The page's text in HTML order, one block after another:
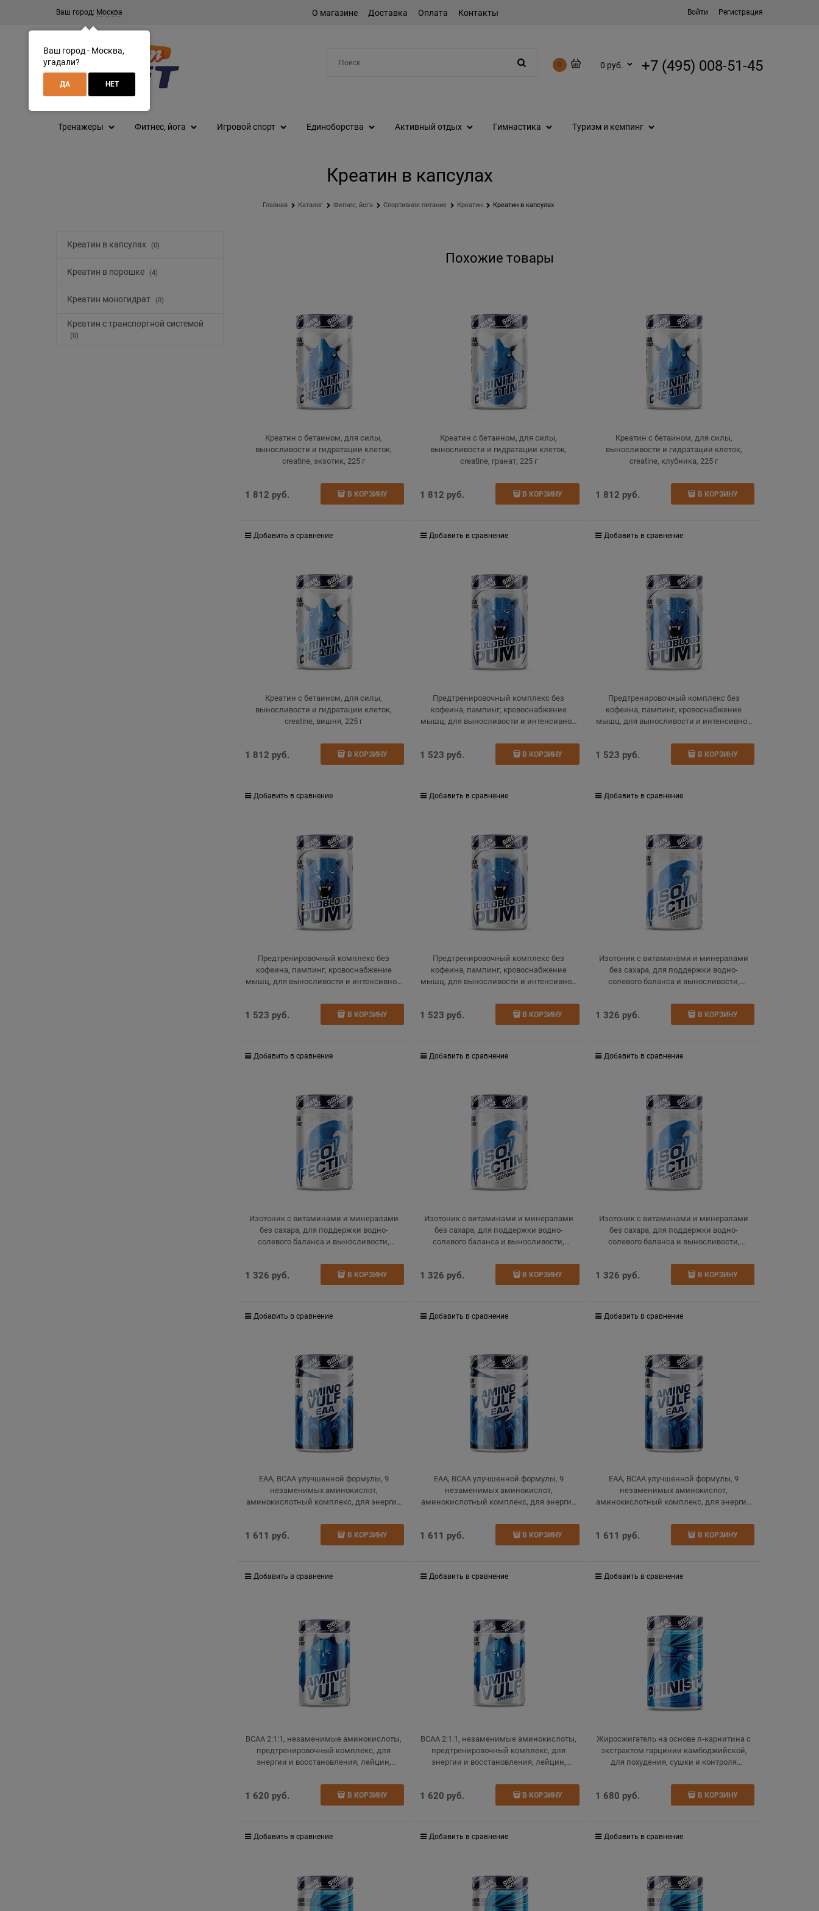
Ваш город: Москва О магазине Доставка Оплата Контакты Войти Регистрация
0 0 руб. +7 (495) 008-51-45
Тренажеры Фитнес, йога Игровой спорт Единоборства Активный отдых Гимнастика Туризм и кемпинг
Креатин в капсулах
Главная Каталог Фитнес, йога Спортивное питание Креатин Креатин в капсулах
Креатин в капсулах (0)
Креатин в порошке (4)
Креатин моногидрат (0)
Креатин с транспортной системой
(0)
Похожие товары
Креатин с бетаином, для силы,
выносливости и гидратации клеток,
creatine, экзотик, 225 г
1 812 руб. В КОРЗИНУ
Добавить в сравнение
Креатин с бетаином, для силы,
выносливости и гидратации клеток,
creatine, гранат, 225 г
1 812 руб. В КОРЗИНУ
Добавить в сравнение
Креатин с бетаином, для силы,
выносливости и гидратации клеток,
creatine, клубника, 225 г
1 812 руб. В КОРЗИНУ
Добавить в сравнение
Креатин с бетаином, для силы,
выносливости и гидратации клеток,
creatine, вишня, 225 г
1 812 руб. В КОРЗИНУ
Добавить в сравнение
Предтренировочный комплекс без
кофеина, пампинг, кровоснабжение
мышц, для выносливости и интенсивной
1 523 руб. В КОРЗИНУ
Добавить в сравнение
Предтренировочный комплекс без
кофеина, пампинг, кровоснабжение
мышц, для выносливости и интенсивной
1 523 руб. В КОРЗИНУ
Добавить в сравнение
Предтренировочный комплекс без
кофеина, пампинг, кровоснабжение
мышц, для выносливости и интенсивной
1 523 руб. В КОРЗИНУ
Добавить в сравнение
Предтренировочный комплекс без
кофеина, пампинг, кровоснабжение
мышц, для выносливости и интенсивной
1 523 руб. В КОРЗИНУ
Добавить в сравнение
Изотоник с витаминами и минералами
без сахара, для поддержки водно-
солевого баланса и выносливости,
1 326 руб. В КОРЗИНУ
Добавить в сравнение
Изотоник с витаминами и минералами
без сахара, для поддержки водно-
солевого баланса и выносливости,
1 326 руб. В КОРЗИНУ
Добавить в сравнение
Изотоник с витаминами и минералами
без сахара, для поддержки водно-
солевого баланса и выносливости,
1 326 руб. В КОРЗИНУ
Добавить в сравнение
Изотоник с витаминами и минералами
без сахара, для поддержки водно-
солевого баланса и выносливости,
1 326 руб. В КОРЗИНУ
Добавить в сравнение
ЕАА, BCAA улучшенной формулы, 9
незаменимых аминокислот,
аминокислотный комплекс, для энергии
1 611 руб. В КОРЗИНУ
Добавить в сравнение
ЕАА, BCAA улучшенной формулы, 9
незаменимых аминокислот,
аминокислотный комплекс, для энергии
1 611 руб. В КОРЗИНУ
Добавить в сравнение
ЕАА, BCAA улучшенной формулы, 9
незаменимых аминокислот,
аминокислотный комплекс, для энергии
1 611 руб. В КОРЗИНУ
Добавить в сравнение
BCAA 2:1:1, незаменимые аминокислоты,
предтренировочный комплекс, для
энергии и восстановления, лейцин,
bcaa, вишня, 225 г
1 620 руб. В КОРЗИНУ
Добавить в сравнение
BCAA 2:1:1, незаменимые аминокислоты,
предтренировочный комплекс, для
энергии и восстановления, лейцин,
bcaa, киви, 225 г
1 620 руб. В КОРЗИНУ
Добавить в сравнение
Жиросжигатель на основе л-карнитина с
экстрактом гарцинии камбоджийской,
для похудения, сушки и контроля
1 680 руб. В КОРЗИНУ
Добавить в сравнение
Ваш город - Москва,
угадали?
ДА НЕТ